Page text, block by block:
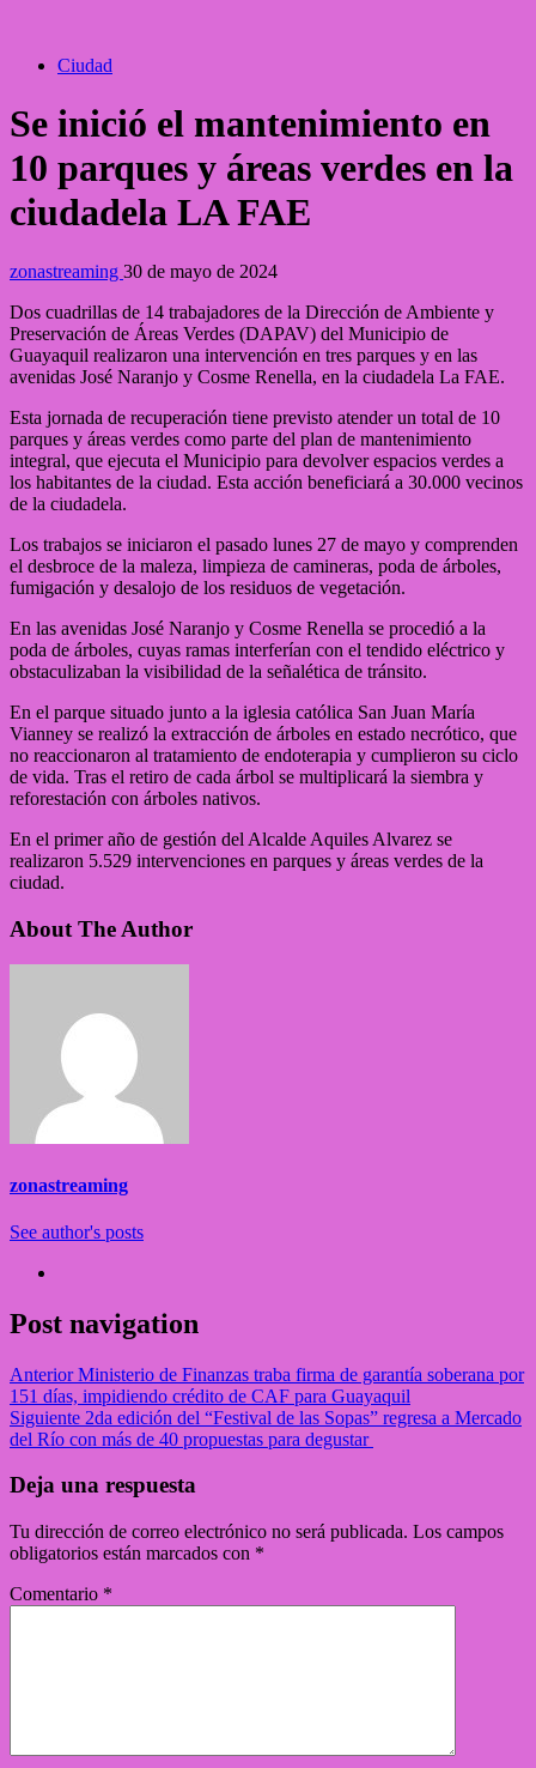
Ciudad
Se inició el mantenimiento en
10 parques y áreas verdes en la
ciudadela LA FAE
zonastreaming 30 de mayo de 2024
Dos cuadrillas de 14 trabajadores de la Dirección de Ambiente y
Preservación de Áreas Verdes (DAPAV) del Municipio de
Guayaquil realizaron una intervención en tres parques y en las
avenidas José Naranjo y Cosme Renella, en la ciudadela La FAE.
Esta jornada de recuperación tiene previsto atender un total de 10
parques y áreas verdes como parte del plan de mantenimiento
integral, que ejecuta el Municipio para devolver espacios verdes a
los habitantes de la ciudad. Esta acción beneficiará a 30.000 vecinos
de la ciudadela.
Los trabajos se iniciaron el pasado lunes 27 de mayo y comprenden
el desbroce de la maleza, limpieza de camineras, poda de árboles,
fumigación y desalojo de los residuos de vegetación.
En las avenidas José Naranjo y Cosme Renella se procedió a la
poda de árboles, cuyas ramas interferían con el tendido eléctrico y
obstaculizaban la visibilidad de la señalética de tránsito.
En el parque situado junto a la iglesia católica San Juan María
Vianney se realizó la extracción de árboles en estado necrótico, que
no reaccionaron al tratamiento de endoterapia y cumplieron su ciclo
de vida. Tras el retiro de cada árbol se multiplicará la siembra y
reforestación con árboles nativos.
En el primer año de gestión del Alcalde Aquiles Alvarez se
realizaron 5.529 intervenciones en parques y áreas verdes de la
ciudad.
About The Author
zonastreaming
See author's posts
Post navigation
AnteriorMinisterio de Finanzas traba firma de garantía soberana por
151 días, impidiendo crédito de CAF para Guayaquil
Siguiente 2da edición del “Festival de las Sopas” regresa a Mercado
del Río con más de 40 propuestas para degustar
Deja una respuesta
Tu dirección de correo electrónico no será publicada. Los campos
obligatorios están marcados con *
Comentario *